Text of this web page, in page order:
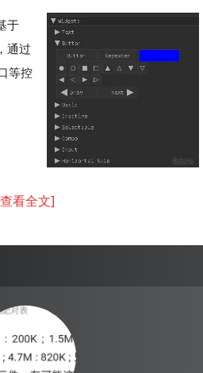
于
通过
等控
看全文]